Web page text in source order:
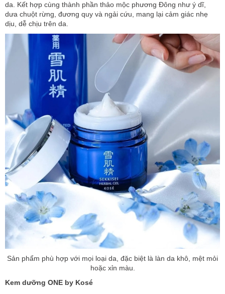
da. Kết hợp cùng thành phần thảo mộc phương Đông như ý dĩ,
dưa chuột rừng, đương quy và ngải cứu, mang lại cảm giác nhẹ
dịu, dễ chịu trên da.
Sản phẩm phù hợp với mọi loại da, đặc biệt là làn da khô, mệt mỏi
hoặc xỉn màu.
Kem dưỡng ONE by Kosé